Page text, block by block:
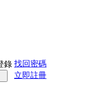
錄 找回密碼
立即註冊